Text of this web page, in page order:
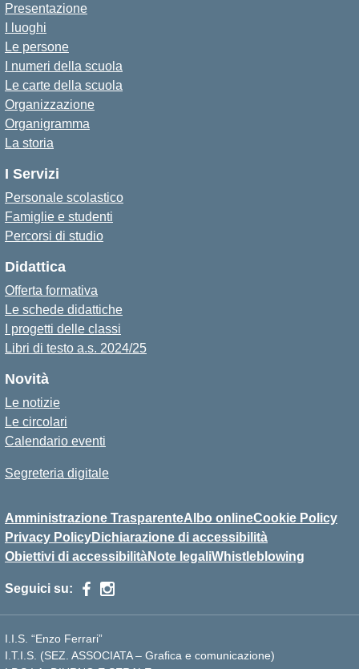
Presentazione
I luoghi
Le persone
I numeri della scuola
Le carte della scuola
Organizzazione
Organigramma
La storia
I Servizi
Personale scolastico
Famiglie e studenti
Percorsi di studio
Didattica
Offerta formativa
Le schede didattiche
I progetti delle classi
Libri di testo a.s. 2024/25
Novità
Le notizie
Le circolari
Calendario eventi
Segreteria digitale
Amministrazione TrasparenteAlbo onlineCookie Policy
Privacy PolicyDichiarazione di accessibilità
Obiettivi di accessibilitàNote legaliWhistleblowing
Seguici su:
I.I.S. “Enzo Ferrari”
I.T.I.S. (SEZ. ASSOCIATA – Grafica e comunicazione)